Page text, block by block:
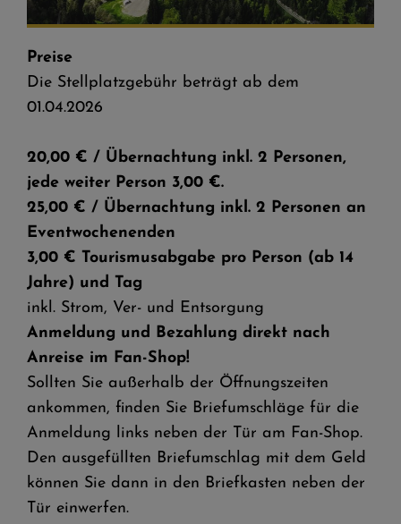
Panorama mit Skywalk
Preise
Die Stellplatzgebühr beträgt ab dem
01.04.2026
20,00 € / Übernachtung inkl. 2 Personen,
jede weiter Person 3,00 €.
25,00 € / Übernachtung inkl. 2 Personen an
Eventwochenenden
3,00 € Tourismusabgabe pro Person (ab 14
Jahre) und Tag
inkl. Strom, Ver- und Entsorgung
Anmeldung und Bezahlung direkt nach
Anreise im Fan-Shop!
Sollten Sie außerhalb der Öffnungszeiten
ankommen, finden Sie Briefumschläge für die
Anmeldung links neben der Tür am Fan-Shop.
Den ausgefüllten Briefumschlag mit dem Geld
können Sie dann in den Briefkasten neben der
Tür einwerfen.